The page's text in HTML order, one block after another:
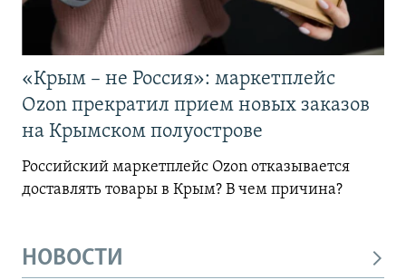
«Крым – не Россия»: маркетплейс
Ozon прекратил прием новых заказов
на Крымском полуострове
Российский маркетплейс Ozon отказывается
доставлять товары в Крым? В чем причина?
НОВОСТИ